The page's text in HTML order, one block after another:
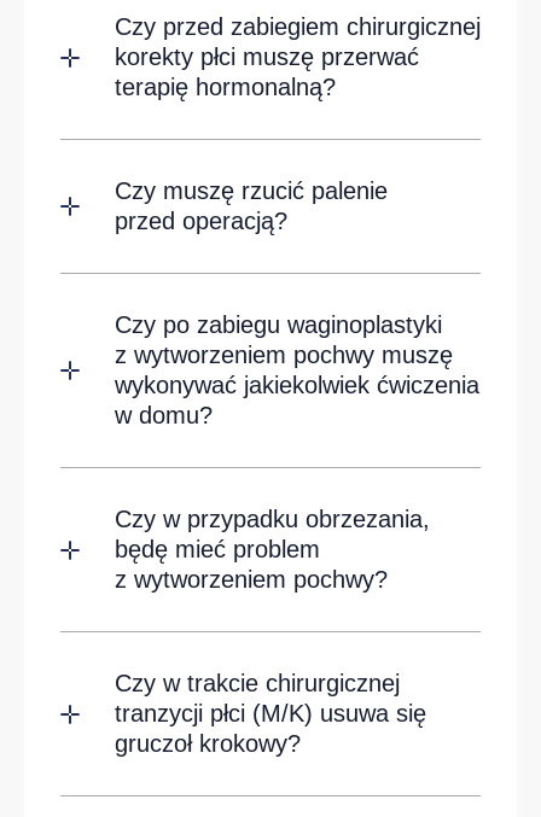
Czy przed zabiegiem chirurgicznej
korekty płci muszę przerwać
terapię hormonalną?
Czy muszę rzucić palenie
przed operacją?
Czy po zabiegu waginoplastyki
z wytworzeniem pochwy muszę
wykonywać jakiekolwiek ćwiczenia
w domu?
Czy w przypadku obrzezania,
będę mieć problem
z wytworzeniem pochwy?
Czy w trakcie chirurgicznej
tranzycji płci (M/K) usuwa się
gruczoł krokowy?